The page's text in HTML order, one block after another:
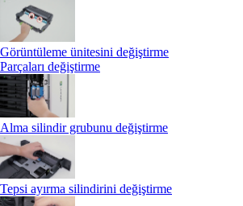
Görüntüleme ünitesini değiştirme
Parçaları değiştirme
Alma silindir grubunu değiştirme
Tepsi ayırma silindirini değiştirme